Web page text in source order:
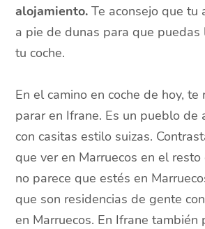
alojamiento. Te aconsejo que tu
a pie de dunas para que puedas
tu coche.
En el camino en coche de hoy, te
parar en Ifrane. Es un pueblo de
con casitas estilo suizas.
que ver en Marruecos en el
no parece que estés en
que son residencias de gente
en Marruecos. En Ifrane también